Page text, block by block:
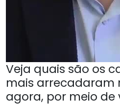
Veja quais são os
mais arrecadaram
agora, por meio de